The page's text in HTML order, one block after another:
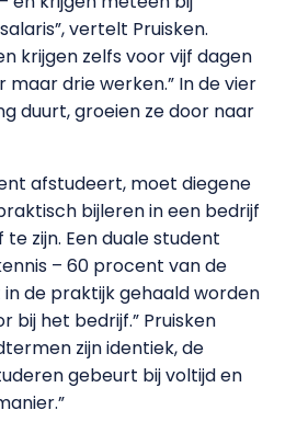
vertelt Pruisken.
krijgen zelfs voor vijf dagen
drie werken.” In de vier
duurt, groeien ze door naar
afstudeert, moet diegene
bijleren in een bedrijf
zijn. Een duale student
– 60 procent van de
de praktijk gehaald worden
bij het bedrijf.” Pruisken
zijn identiek, de
gebeurt bij voltijd en